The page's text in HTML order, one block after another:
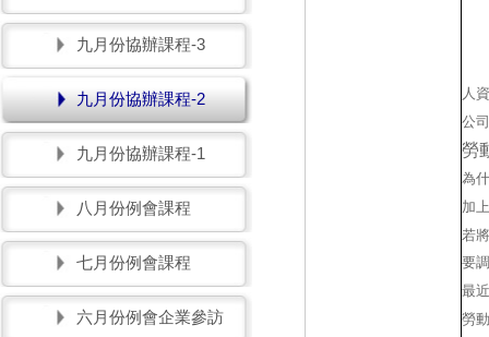
九月份協辦課程-3
九月份協辦課程-2
九月份協辦課程-1
八月份例會課程
七月份例會課程
六月份例會企業參訪
人
公
勞
為
加
若
要
最
勞